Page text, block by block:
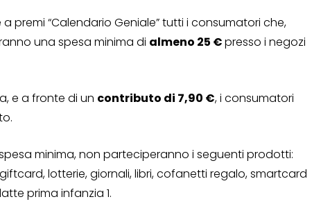
premi “Calendario Geniale” tutti i consumatori che,
una spesa minima di almeno 25 €presso i negozi
e a fronte di un contributo di 7,90 €, i consumatori
minima, non parteciperanno i seguenti prodotti:
lotterie, giornali, libri, cofanetti regalo, smartcard
prima infanzia 1.